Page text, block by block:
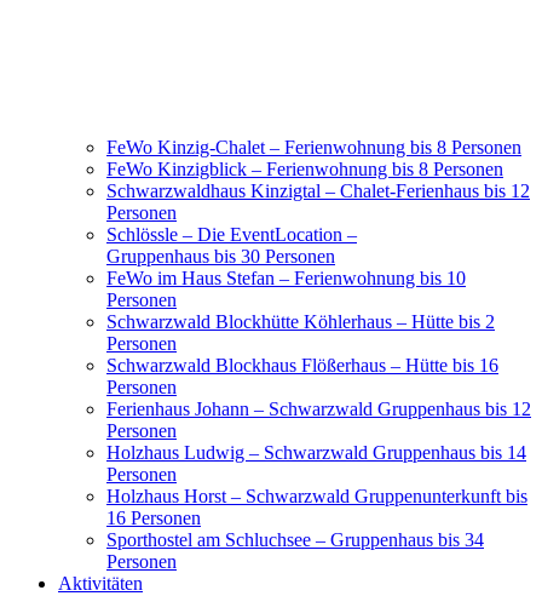
FeWo Kinzig-Chalet – Ferienwohnung bis 8 Personen
FeWo Kinzigblick – Ferienwohnung bis 8 Personen
Schwarzwaldhaus Kinzigtal – Chalet-Ferienhaus bis 12
Personen
Schlössle – Die EventLocation –
Gruppenhaus bis 30 Personen
FeWo im Haus Stefan – Ferienwohnung bis 10
Personen
Schwarzwald Blockhütte Köhlerhaus – Hütte bis 2
Personen
Schwarzwald Blockhaus Flößerhaus – Hütte bis 16
Personen
Ferienhaus Johann – Schwarzwald Gruppenhaus bis 12
Personen
Holzhaus Ludwig – Schwarzwald Gruppenhaus bis 14
Personen
Holzhaus Horst – Schwarzwald Gruppenunterkunft bis
16 Personen
Sporthostel am Schluchsee – Gruppenhaus bis 34
Personen
Aktivitäten